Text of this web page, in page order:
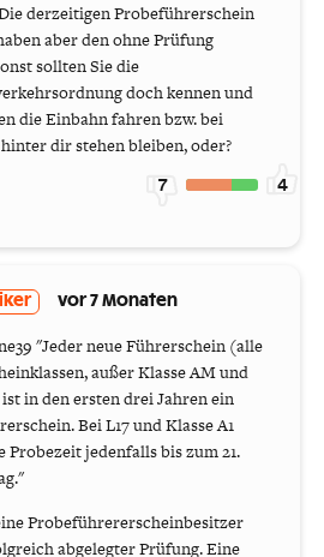
derzeitigen Probeführerschein
aber den ohne Prüfung
sollten Sie die
doch kennen und
die Einbahn fahren bzw. bei
dir stehen bleiben, oder?
7 4
vor 7 Monaten
"Jeder neue Führerschein (alle
außer Klasse AM und
in den ersten drei Jahren ein
Bei L17 und Klasse A1
Probezeit jedenfalls bis zum 21.
Probeführererscheinbesitzer
abgelegter Prüfung. Eine